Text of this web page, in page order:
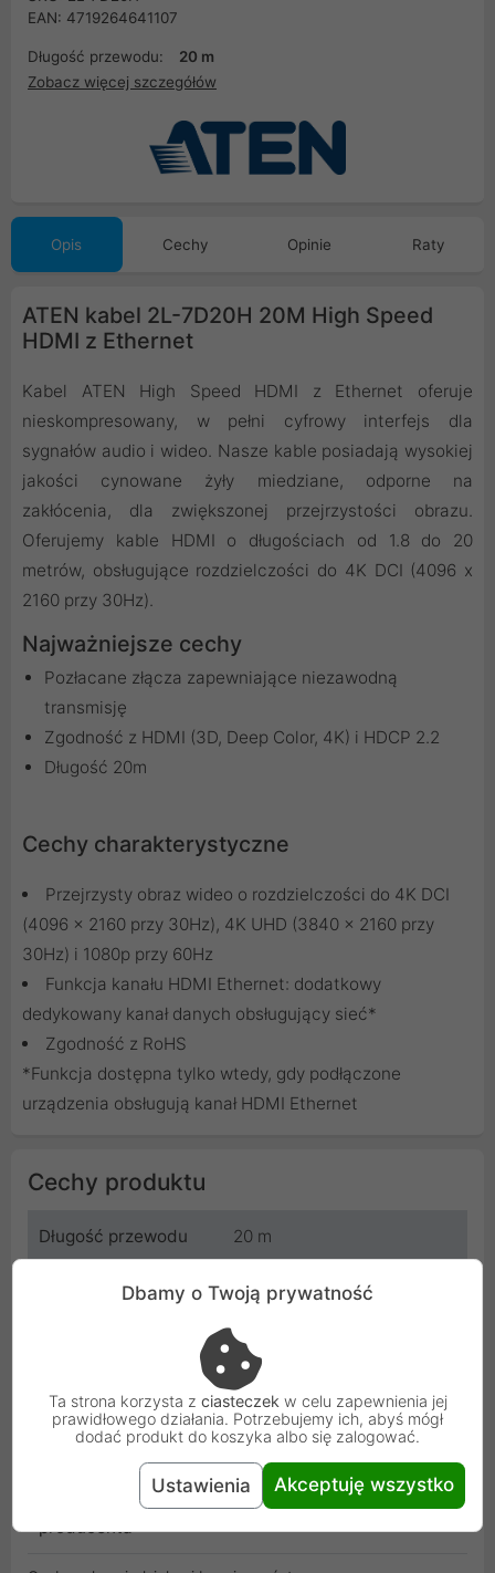
EAN: 4719264641107
Długość przewodu:
20 m
Zobacz więcej szczegółów
Opis Cechy Opinie Raty
ATEN kabel 2L-7D20H 20M High Speed
HDMI z Ethernet
Kabel ATEN High Speed HDMI z Ethernet oferuje
nieskompresowany, w pełni cyfrowy interfejs dla
sygnałów audio i wideo. Nasze kable posiadają wysokiej
jakości cynowane żyły miedziane, odporne na
zakłócenia, dla zwiększonej przejrzystości obrazu.
Oferujemy kable HDMI o długościach od 1.8 do 20
metrów, obsługujące rozdzielczości do 4K DCI (4096 x
2160 przy 30Hz).
Najważniejsze cechy
Pozłacane złącza zapewniające niezawodną
transmisję
Zgodność z HDMI (3D, Deep Color, 4K) i HDCP 2.2
Długość 20m
Cechy charakterystyczne
Przejrzysty obraz wideo o rozdzielczości do 4K DCI
(4096 x 2160 przy 30Hz), 4K UHD (3840 x 2160 przy
30Hz) i 1080p przy 60Hz
Funkcja kanału HDMI Ethernet: dodatkowy
dedykowany kanał danych obsługujący sieć*
Zgodność z RoHS
*Funkcja dostępna tylko wtedy, gdy podłączone
urządzenia obsługują kanał HDMI Ethernet
Cechy produktu
Długość przewodu 20 m
Producent Aten
ATEN_2L-7D20H
SKU 2L-7D20H
4719264641107
producenta
24 miesiące
Dbamy o Twoją prywatność
Ta strona korzysta z ciasteczekw celu zapewnienia jej
prawidłowego działania. Potrzebujemy ich, abyś mógł
dodać produkt do koszyka albo się zalogować.
Ustawienia Akceptuję wszystko